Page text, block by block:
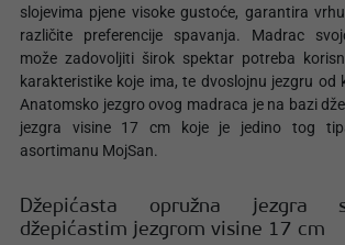
slojevima pjene visoke gustoće, garantira
različite preferencije spavanja. Madrac
može zadovoljiti širok spektar potreba
karakteristike koje ima, te dvoslojnu jezgru od
Anatomsko jezgro ovog madraca je na bazi
jezgra visine 17 cm koje je jedino tog
asortimanu MojSan.
Džepićasta opružna jezgra
džepićastim jezgrom visine 17 cm